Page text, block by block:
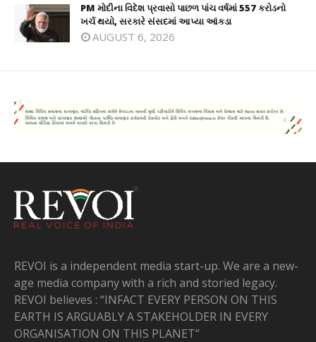
PM મોદીના વિદેશ પ્રવાસો પાછળ પાંચ વર્ષમાં 557 કરોડનો
ખર્ચ થયો, સરકારે સંસદમાં આપ્યા આંકડા
AUGUST 6, 2026
REVOI is a independent media start-up. We are a new-
age media company with a rich and storied legacy.
REVOI believes : “INFACT EVERY PERSON ON THIS
EARTH IS ARGUABLY A STAKEHOLDER IN EVERY
ORGANISATION ON THIS PLANET”